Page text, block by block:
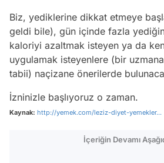
Biz, yediklerine dikkat etmeye
geldi bile), gün içinde fazla
kaloriyi azaltmak isteyen ya da
uygulamak isteyenlere (bir
tabii) naçizane önerilerde
İzninizle başlıyoruz o zaman.
Kaynak: http://yemek.com/leziz-diyet-yemekler...
İçeriğin Devamı